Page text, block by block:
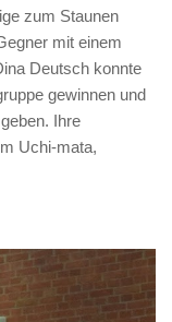
zum Staunen
mit einem
Deutsch konnte
gewinnen und
Ihre
Uchi-mata,